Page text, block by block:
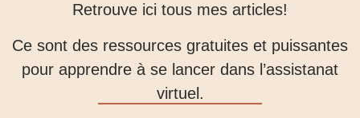
Retrouve ici tous mes articles!
Ce sont des ressources gratuites et puissantes
pour apprendre à se lancer dans l’assistanat
virtuel.